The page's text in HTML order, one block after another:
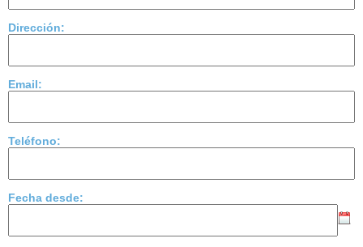
Dirección:
Email:
Teléfono:
Fecha desde: